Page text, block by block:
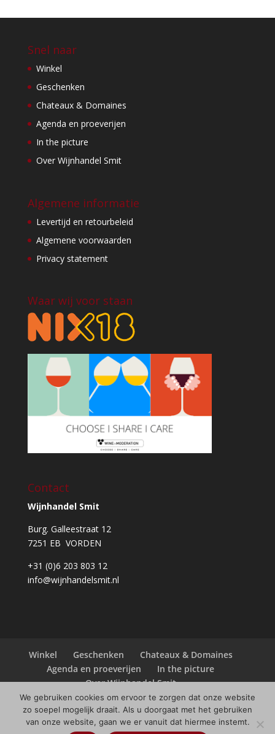
Snel naar
Winkel
Geschenken
Chateaux & Domaines
Agenda en proeverijen
In the picture
Over Wijnhandel Smit
Algemene informatie
Levertijd en retourbeleid
Algemene voorwaarden
Privacy statement
Waar wij voor staan
Contact
Wijnhandel Smit
Burg. Galleestraat 12
7251 EB VORDEN
+31 (0)6 203 803 12
info@wijnhandelsmit.nl
Winkel Geschenken
Chateaux & Domaines
Agenda en proeverijen
In the picture
Over Wijnhandel Smit
We gebruiken cookies om ervoor te zorgen dat onze website
zo soepel mogelijk draait. Als u doorgaat met het gebruiken
van onze website, gaan we er vanuit dat hiermee instemt.